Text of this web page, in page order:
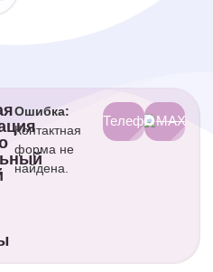
Ошибка:
Контактная
форма не
найдена.
ТелефонMAX